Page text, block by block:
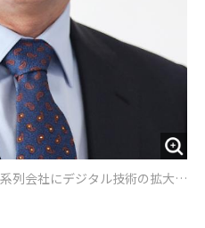
列会社にデジタル技術の拡大…